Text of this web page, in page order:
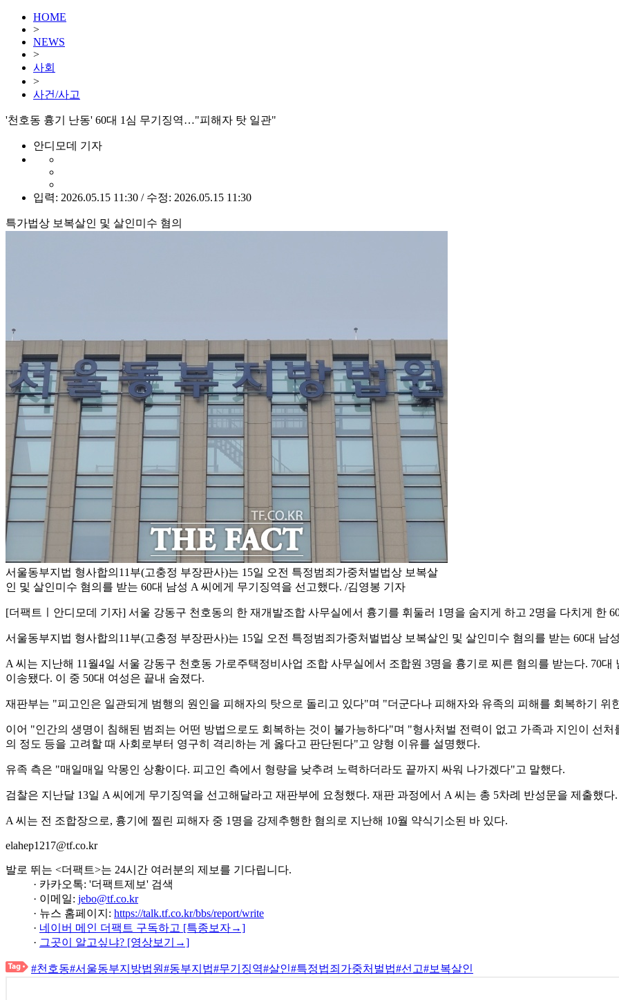
HOME
>
NEWS
>
사회
>
사건/사고
'천호동 흉기 난동' 60대 1심 무기징역…"피해자 탓 일관"
안디모데 기자
입력: 2026.05.15 11:30 / 수정: 2026.05.15 11:30
특가법상 보복살인 및 살인미수 혐의
서울동부지법 형사합의11부(고충정 부장판사)는 15일 오전 특정범죄가중처벌법상 보복살
인 및 살인미수 혐의를 받는 60대 남성 A 씨에게 무기징역을 선고했다. /김영봉 기자
[더팩트ㅣ안디모데 기자] 서울 강동구 천호동의 한 재개발조합 사무실에서 흉기를 휘둘러 1명을 숨지게 하고 2명을 다치게 한
서울동부지법 형사합의11부(고충정 부장판사)는 15일 오전 특정범죄가중처벌법상 보복살인 및 살인미수 혐의를 받는 60대 남
A 씨는 지난해 11월4일 서울 강동구 천호동 가로주택정비사업 조합 사무실에서 조합원 3명을 흉기로 찌른 혐의를 받는다. 70
이송됐다. 이 중 50대 여성은 끝내 숨졌다.
재판부는 "피고인은 일관되게 범행의 원인을 피해자의 탓으로 돌리고 있다"며 "더군다나 피해자와 유족의 피해를 회복하기 위
이어 "인간의 생명이 침해된 범죄는 어떤 방법으로도 회복하는 것이 불가능하다"며 "형사처벌 전력이 없고 가족과 지인이 선
의 정도 등을 고려할 때 사회로부터 영구히 격리하는 게 옳다고 판단된다"고 양형 이유를 설명했다.
유족 측은 "매일매일 악몽인 상황이다. 피고인 측에서 형량을 낮추려 노력하더라도 끝까지 싸워 나가겠다"고 말했다.
검찰은 지난달 13일 A 씨에게 무기징역을 선고해달라고 재판부에 요청했다. 재판 과정에서 A 씨는 총 5차례 반성문을 제출했다.
A 씨는 전 조합장으로, 흉기에 찔린 피해자 중 1명을 강제추행한 혐의로 지난해 10월 약식기소된 바 있다.
elahep1217@tf.co.kr
발로 뛰는 <더팩트>는 24시간 여러분의 제보를 기다립니다.
· 카카오톡: '더팩트제보' 검색
· 이메일: jebo@tf.co.kr
· 뉴스 홈페이지: https://talk.tf.co.kr/bbs/report/write
· 네이버 메인 더팩트 구독하고 [특종보자→]
· 그곳이 알고싶냐? [영상보기→]
#천호동#서울동부지방법원#동부지법#무기징역#살인#특정법죄가중처벌법#선고#보복살인